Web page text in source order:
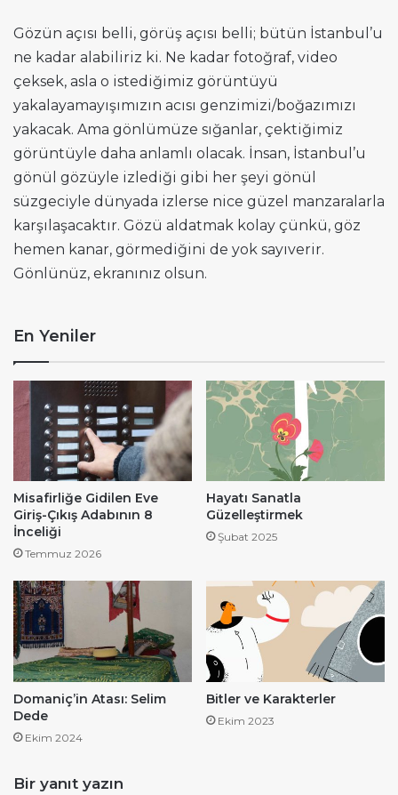
Gözün açısı belli, görüş açısı belli; bütün İstanbul’u
ne kadar alabiliriz ki. Ne kadar fotoğraf, video
çeksek, asla o istediğimiz görüntüyü
yakalayamayışımızın acısı genzimizi/boğazımızı
yakacak. Ama gönlümüze sığanlar, çektiğimiz
görüntüyle daha anlamlı olacak. İnsan, İstanbul’u
gönül gözüyle izlediği gibi her şeyi gönül
süzgeciyle dünyada izlerse nice güzel manzaralarla
karşılaşacaktır. Gözü aldatmak kolay çünkü, göz
hemen kanar, görmediğini de yok sayıverir.
Gönlünüz, ekranınız olsun.
En Yeniler
Misafirliğe Gidilen Eve
Giriş-Çıkış Adabının 8
İnceliği
Temmuz 2026
Hayatı Sanatla
Güzelleştirmek
Şubat 2025
Domaniç’in Atası: Selim
Dede
Ekim 2024
Bitler ve Karakterler
Ekim 2023
Bir yanıt yazın